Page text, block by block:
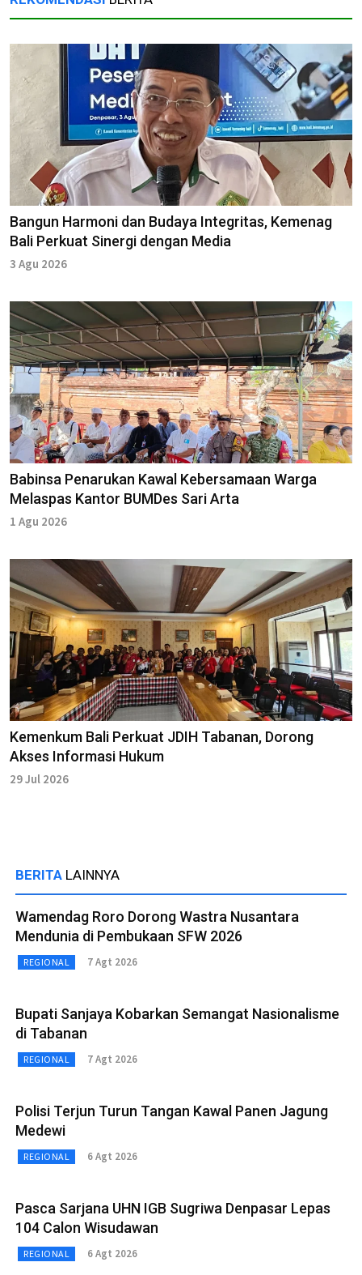
Bangun Harmoni dan Budaya Integritas, Kemenag
Bali Perkuat Sinergi dengan Media
3 Agu 2026
Babinsa Penarukan Kawal Kebersamaan Warga
Melaspas Kantor BUMDes Sari Arta
1 Agu 2026
Kemenkum Bali Perkuat JDIH Tabanan, Dorong
Akses Informasi Hukum
29 Jul 2026
BERITA LAINNYA
Wamendag Roro Dorong Wastra Nusantara
Mendunia di Pembukaan SFW 2026
REGIONAL 7 Agt 2026
Bupati Sanjaya Kobarkan Semangat Nasionalisme
di Tabanan
REGIONAL 7 Agt 2026
Polisi Terjun Turun Tangan Kawal Panen Jagung
Medewi
REGIONAL 6 Agt 2026
Pasca Sarjana UHN IGB Sugriwa Denpasar Lepas
104 Calon Wisudawan
REGIONAL 6 Agt 2026